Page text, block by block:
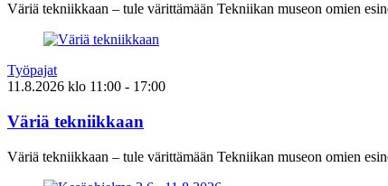
Väriä tekniikkaan – tule värittämään Tekniikan museon omien
Työpajat
11.8.2026 klo 11:00 - 17:00
Väriä tekniikkaan
Väriä tekniikkaan – tule värittämään Tekniikan museon omien